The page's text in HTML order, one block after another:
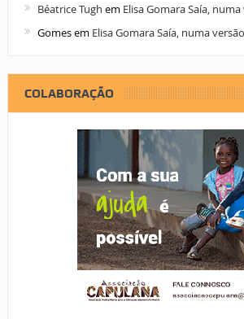
Béatrice Tugh em Elisa Gomara Saía,
Gomesem Elisa Gomara Saía, numa
COLABORAÇÃO